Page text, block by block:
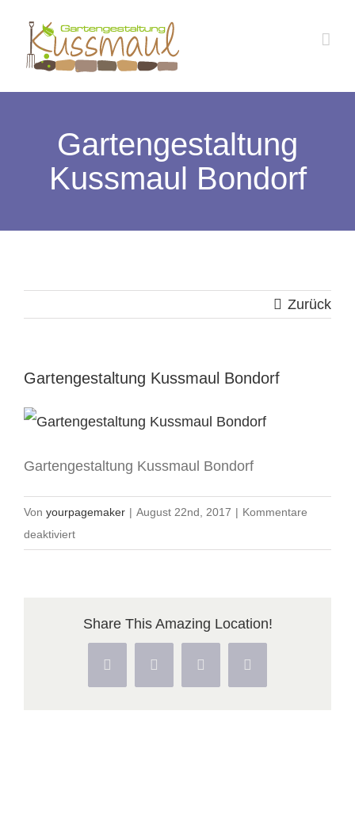
Inhalt
springen
Gartengestaltung
Kussmaul Bondorf
Zurück
Gartengestaltung Kussmaul Bondorf
Gartengestaltung Kussmaul Bondorf
Von yourpagemaker | August 22nd, 2017 | Kommentare
deaktiviertfür
Share This Amazing Location!
Facebook
X PinterestVk